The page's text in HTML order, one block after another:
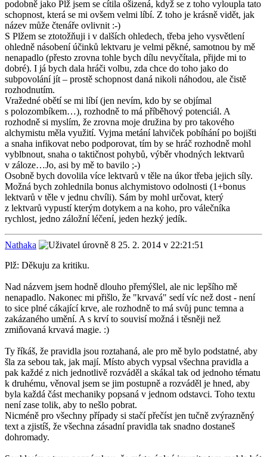
podobně jako Plž jsem se cítila ošizená, když se z toho vyloupla tato
schopnost, která se mi ovšem velmi líbí. Z toho je krásně vidět, jak
název může čtenáře ovlivnit :-)
S Plžem se ztotožňuji i v dalších ohledech, třeba jeho vysvětlení
ohledně násobení účinků lektvaru je velmi pěkné, samotnou by mě
nenapadlo (přesto zrovna tohle bych dílu nevyčítala, přijde mi to
dobré). I já bych dala hráči volbu, zda chce do toho jako do
subpovolání jít – prostě schopnost daná nikoli náhodou, ale čistě
rozhodnutím.
Vražedné obětí se mi líbí (jen nevím, kdo by se objímal
s polozombíkem…), rozhodně to má příběhový potenciál. A
rozhodně si myslím, že zrovna moje družina by pro takového
alchymistu měla využití. Vyjma metání lahviček pobíhání po bojišti
a snaha infikovat nebo podporovat, tím by se hráč rozhodně mohl
vyblbnout, snaha o taktičnost pohybů, výběr vhodných lektvarů
v záloze…Jo, asi by mě to bavilo ;-)
Osobně bych dovolila více lektvarů v těle na úkor třeba jejich síly.
Možná bych zohlednila bonus alchymistovo odolnosti (1+bonus
lektvarů v těle v jednu chvíli). Sám by mohl určovat, který
z lektvarů vypustí kterým dotykem a na koho, pro válečníka
rychlost, jedno záložní léčení, jeden hezký jedík.
Nathaka
25. 2. 2014 v 22:21:51
Plž: Děkuju za kritiku.
Nad názvem jsem hodně dlouho přemýšlel, ale nic lepšího mě
nenapadlo. Nakonec mi přišlo, že "krvavá" sedí víc než dost - není
to sice plné cákající krve, ale rozhodně to má svůj punc temna a
zakázaného umění. A s krví to souvisí možná i těsněji než
zmiňovaná krvavá magie. :)
Ty říkáš, že pravidla jsou roztahaná, ale pro mě bylo podstatné, aby
šla za sebou tak, jak mají. Místo abych vypsal všechna pravidla a
pak každé z nich jednotlivě rozváděl a skákal tak od jednoho tématu
k druhému, věnoval jsem se jim postupně a rozváděl je hned, aby
byla každá část mechaniky popsaná v jednom odstavci. Toho textu
není zase tolik, aby to nešlo pobrat.
Nicméně pro všechny případy si stačí přečíst jen tučně zvýrazněný
text a zjistíš, že všechna zásadní pravidla tak snadno dostaneš
dohromady.